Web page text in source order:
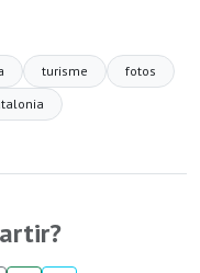
turisme
fotos